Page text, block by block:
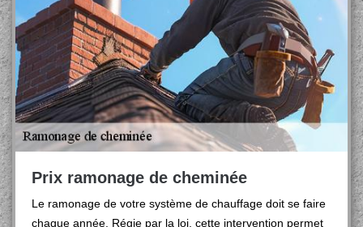
Prix ramonage de cheminée
Le ramonage de votre système de chauffage doit se faire
chaque année. Régie par la loi, cette intervention permet